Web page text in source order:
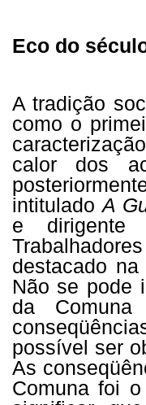
Eco do
A tradição
como o
calor dos
intituladoA
e dirigente
destacado
Não se pode
da
possível ser
As
Comuna foi